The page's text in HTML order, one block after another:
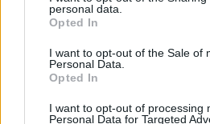
personal data.
Opted In
I want to opt-out of the Sale of
Personal Data.
Opted In
I want to opt-out of processing
Personal Data for Targeted